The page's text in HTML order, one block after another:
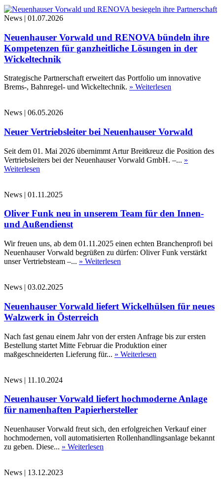
News | 01.07.2026
Neuenhauser Vorwald und RENOVA bündeln ihre
Kompetenzen für ganzheitliche Lösungen in der
Wickeltechnik
Strategische Partnerschaft erweitert das Portfolio um innovative
Brems-, Bahnregel- und Wickeltechnik. » Weiterlesen
News | 06.05.2026
Neuer Vertriebsleiter bei Neuenhauser Vorwald
Seit dem 01. Mai 2026 übernimmt Artur Breitkreuz die Position des
Vertriebsleiters bei der Neuenhauser Vorwald GmbH. –... »
Weiterlesen
News | 01.11.2025
Oliver Funk neu in unserem Team für den Innen-
und Außendienst
Wir freuen uns, ab dem 01.11.2025 einen echten Branchenprofi bei
Neuenhauser Vorwald begrüßen zu dürfen: Oliver Funk verstärkt
unser Vertriebsteam –... » Weiterlesen
News | 03.02.2025
Neuenhauser Vorwald liefert Wickelhülsen für neues
Walzwerk in Österreich
Nach fast genau einem Jahr von der ersten Anfrage bis zur ersten
Bestellung startet Mitte Februar die Produktion einer
maßgeschneiderten Lieferung für... » Weiterlesen
News | 11.10.2024
Neuenhauser Vorwald liefert hochmoderne Anlage
für namenhaften Papierhersteller
Neuenhauser Vorwald freut sich, den erfolgreichen Verkauf einer
hochmodernen, voll automatisierten Rollenhandlingsanlage bekannt
zu geben. Diese... » Weiterlesen
News | 13.12.2023